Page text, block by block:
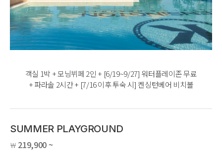
객실 1박 + 모닝뷔페 2인 + [6/19~9/27] 워터플레이존 무료
+ 파라솔 2시간 + [7/16 이후 투숙 시] 켄싱턴베어 비치볼
SUMMER PLAYGROUND
￦ 219,900 ~